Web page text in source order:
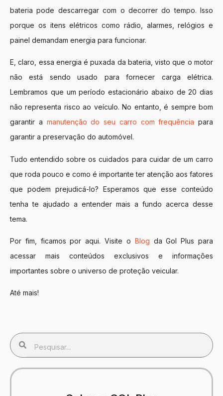
bateria pode descarregar com o decorrer do tempo. Isso
porque os itens elétricos como rádio, alarmes, relógios e
painel demandam energia para funcionar.
E, claro, essa energia é puxada da bateria, visto que o motor
não está sendo usado para fornecer carga elétrica.
Lembramos que um período estacionário abaixo de 20 dias
não representa risco ao veículo. No entanto, é sempre bom
garantir a manutenção do seu carro com frequência para
garantir a preservação do automóvel.
Tudo entendido sobre os cuidados para cuidar de um carro
que roda pouco e como é importante ter atenção aos fatores
que podem prejudicá-lo? Esperamos que esse conteúdo
tenha te ajudado a entender mais a fundo acerca desse
tema.
Por fim, ficamos por aqui. Visite o Blog da Gol Plus para
acessar mais conteúdos exclusivos e informações
importantes sobre o universo de proteção veicular.
Até mais!